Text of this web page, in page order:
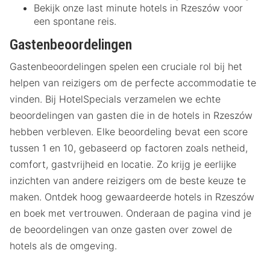
Bekijk onze last minute hotels in Rzeszów voor
een spontane reis.
Gastenbeoordelingen
Gastenbeoordelingen spelen een cruciale rol bij het
helpen van reizigers om de perfecte accommodatie te
vinden. Bij HotelSpecials verzamelen we echte
beoordelingen van gasten die in de hotels in Rzeszów
hebben verbleven. Elke beoordeling bevat een score
tussen 1 en 10, gebaseerd op factoren zoals netheid,
comfort, gastvrijheid en locatie. Zo krijg je eerlijke
inzichten van andere reizigers om de beste keuze te
maken. Ontdek hoog gewaardeerde hotels in Rzeszów
en boek met vertrouwen. Onderaan de pagina vind je
de beoordelingen van onze gasten over zowel de
hotels als de omgeving.